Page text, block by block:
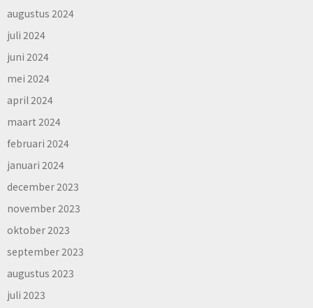
augustus 2024
juli 2024
juni 2024
mei 2024
april 2024
maart 2024
februari 2024
januari 2024
december 2023
november 2023
oktober 2023
september 2023
augustus 2023
juli 2023